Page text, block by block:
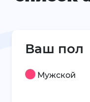
Ваш пол
Мужской